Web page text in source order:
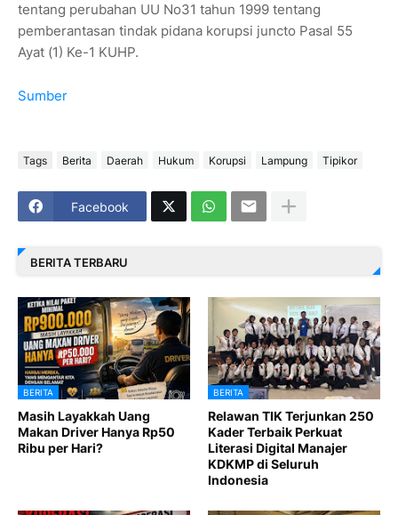
tentang perubahan UU No31 tahun 1999 tentang
pemberantasan tindak pidana korupsi juncto Pasal 55
Ayat (1) Ke-1 KUHP.
Sumber
Tags Berita Daerah Hukum Korupsi Lampung Tipikor
Facebook
BERITA TERBARU
BERITA
Masih Layakkah Uang
Makan Driver Hanya Rp50
Ribu per Hari?
BERITA
Relawan TIK Terjunkan 250
Kader Terbaik Perkuat
Literasi Digital Manajer
KDKMP di Seluruh
Indonesia